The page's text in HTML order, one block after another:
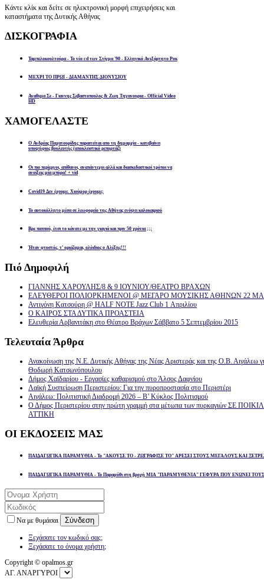
Κάντε κλίκ και δείτε σε ηλεκτρονική μορφή επιχειρήσεις και
καταστήματα της Δυτικής Αθήνας
ΔΙΣΚΟΓΡΑΦΙΑ
Ταμπελοκουλτούρα - Το νέο cd των Στίγμα '90 - Ελληνικό Ανεξάρτητο Ροκ
ΜΕΧΡΙ ΤΟ ΠΡΩΙ - ΔΙΑΜΑΝΤΗΣ ΔΙΟΝΥΣΙΟΥ
Αναθεμα Σε - Γιαννης Σεβαστοπουλος & Ζωη Τηγανουρια - Official Video
HD
ΧΑΜΟΓΕΛΑΣΤΕ
Ο Ανδρέας Παχατουρίδης παραιτείται απο τη δημαρχία - κατεβαίνει
υποψήφιος βουλευτής (αποκλειστικό ρεπορτάζ)
Οι πιο περίεργοι, απίθανοι, αναπάντεχοι αλλά και διασκεδαστικοί τρόποι να
ανοίξεις μία μπύρα! + vid
Covid19 Δεν έχουμε. Χιούμορ έχουμε;
Το αυτοκόλλητο μέσα σε λεωφορείο της Αθήνας ενόψει καλοκαιριού
Βρε παππού, έτσι το κάνατε με την γιαγιά και πριν 50 χρόνια ;;;
Ήταν φτυστός, τ’ ορκίζομαι, ολόιδιος ο Αλέξης!!!
Πιό Δημοφιλή
ΓΙΑΝΝΗΣ ΧΑΡΟΥΛΗΣ/8 & 9 ΙΟΥΝΙΟΥ/ΘΕΑΤΡΟ ΒΡΑΧΩΝ
ΕΛΕΥΘΕΡΟΙ ΠΟΛΙΟΡΚΗΜΕΝΟΙ @ ΜΕΓΑΡΟ ΜΟΥΣΙΚΗΣ ΑΘΗΝΩΝ 22
Αντιγόνη Κατσούρη @ HALF NOTE Jazz Club 1 Απριλίου
Ο ΚΑΙΡΟΣ ΣΤΑ ΔΥΤΙΚΑ ΠΡΟΑΣΤΕΙΑ
Ελευθερία Αρβανιτάκη στο Θέατρο Βράχων Σάββατο 5 Σεπτεμβρίου 2015
Τελευταία Άρθρα
Ανακοίνωση της Ν.Ε. Δυτικής Αθήνας της Νέας Αριστεράς και της Ο.Β. Αιγάλεω
Θοδωρή Κατσωνόπουλου
Δήμος Χαϊδαρίου - Εργασίες καθαρισμού στο Άλσος Δαφνίου
Λαϊκή Συσπείρωση Περιστερίου: Για την πυροπροστασία στο Περιστέρι
Αιγάλεω: Πολιτιστική Διαδρομή 2026 – Β’ Κύκλος Πολιτισμού
Ο Δήμος Περιστερίου στην πρώτη γραμμή στα μέτωπα των πυρκαγιών ΣΕ
ΑΤΤΙΚΗ
ΟΙ ΕΚΔΟΣΕΙΣ ΜΑΣ
ΠΑΙΔΑΓΩΓΙΚΑ ΠΑΡΑΜΥΘΙΑ - Το "ΑΚΟΥΣΕ ΤΟ - ΖΩΓΡΑΦΙΣΕ ΤΟ" ΑΡΕΣΕΙ ΣΤΟΥΣ ΜΕΓΑΛΟΥΣ ΚΑΙ
ΠΑΙΔΑΓΩΓΙΚΑ ΠΑΡΑΜΥΘΙΑ - Το Παραμύθι στη βροχή ΜΙΑ "ΠΑΡΑΜΥΘΕΝΙΑ" ΓΕΦΥΡΑ ΠΟΥ ΕΝΩΝΕΙ
Να με θυμάσαι Σύνδεση
Ξεχάσατε τον κωδικό σας;
Ξεχάσατε το όνομα χρήστη;
Copyright © opalmos.gr
ΑΓ. ΑΝΑΡΓΥΡΟΙ